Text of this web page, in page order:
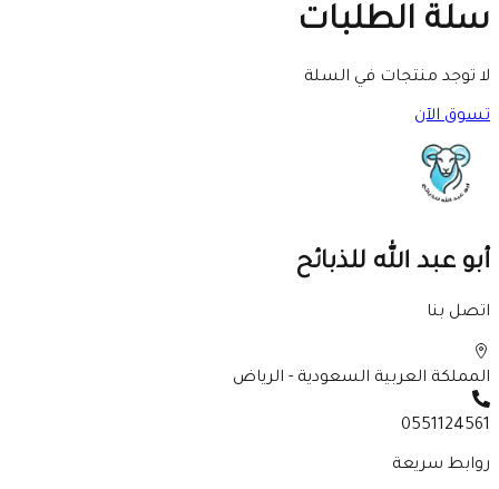
سلة الطلبات
لا توجد منتجات في السلة
تسوق الآن
أبو عبد الله للذبائح
اتصل بنا
المملكة العربية السعودية - الرياض
0551124561
روابط سريعة